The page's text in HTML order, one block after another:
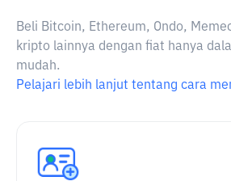
Beli Bitcoin, Ethereum, Ondo,
kripto lainnya dengan fiat hanya
mudah.
Pelajari lebih lanjut tentang cara